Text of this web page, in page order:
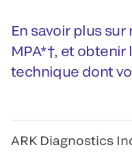
En savoir plus
MPA*†, et
technique dont
ARK Diagnostics